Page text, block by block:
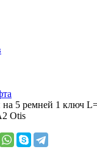
на 5 ремней 1 ключ
Otis